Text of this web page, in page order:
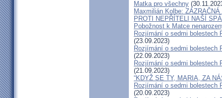
Matka pro všechny
Maxmilián Kolbe:
PROTI NEPŘÍTELI NAŠÍ
Pobožnost k Matce
Rozjímání o sedmi bolestech
(23.09.2023)
Rozjímání o sedmi bolestech
(22.09.2023)
Rozjímání o sedmi bolestech
(21.09.2023)
“KDYŽ SE TY, MARIA, ZA
Rozjímání o sedmi bolestech
(20.09.2023)